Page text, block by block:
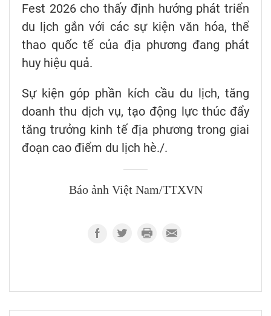
Fest 2026 cho thấy định hướng phát triển
du lịch gắn với các sự kiện văn hóa, thể
thao quốc tế của địa phương đang phát
huy hiệu quả.
Sự kiện góp phần kích cầu du lịch, tăng
doanh thu dịch vụ, tạo động lực thúc đẩy
tăng trưởng kinh tế địa phương trong giai
đoạn cao điểm du lịch hè./.
Báo ảnh Việt Nam/TTXVN